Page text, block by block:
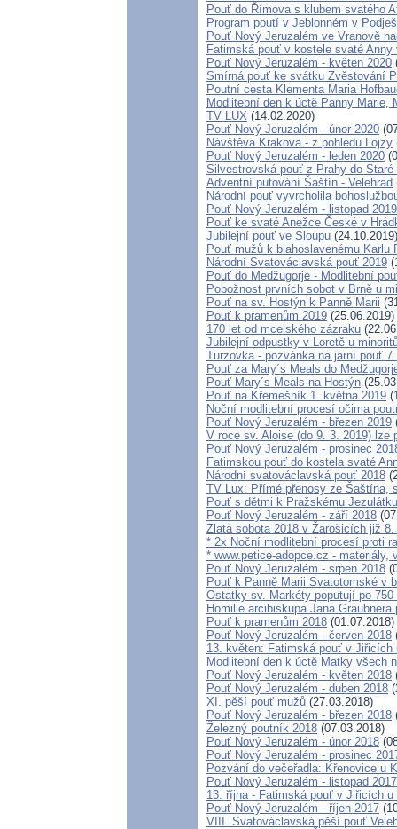
Pouť do Římova s klubem svatého
Program poutí v Jeblonném v
Pouť Nový Jeruzalém ve Vranově
Fatimská pouť v kostele svaté
Pouť Nový Jeruzalém - květen 2020
Smírná pouť ke svátku Zvěstování
Poutní cesta Klementa Maria
Modlitební den k úctě Panny Marie,
TV LUX (14.02.2020)
Pouť Nový Jeruzalém - únor 2020
Návštěva Krakova - z pohledu Lojzy
Pouť Nový Jeruzalém - leden 2020
Silvestrovská pouť z Prahy do
Adventní putování Šaštín - Velehrad
Národní pouť vyvrcholila
Pouť Nový Jeruzalém - listopad 2019
Pouť ke svaté Anežce České v
Jubilejní pouť ve Sloupu (24.10.2019)
Pouť mužů k blahoslavenému Karlu
Národní Svatováclavská pouť 2019
Pouť do Medžugorje - Modlitební
Pobožnost prvních sobot v Brně u
Pouť na sv. Hostýn k Panně Marii
Pouť k pramenům 2019 (25.06.2019)
170 let od mcelského zázraku
Jubilejní odpustky v Loretě u
Turzovka - pozvánka na jarní pouť
Pouť za Mary´s Meals do
Pouť Mary´s Meals na Hostýn
Pouť na Křemešník 1. května 2019
Noční modlitební procesí očima
Pouť Nový Jeruzalém - březen 2019
V roce sv. Aloise (do 9. 3. 2019) lze
Pouť Nový Jeruzalém - prosinec
Fatimskou pouť do kostela svaté
Národní svatováclavská pouť 2018
TV Lux: Přímé přenosy ze Šaštína,
Pouť s dětmi k Pražskému
Pouť Nový Jeruzalém - září 2018
Zlatá sobota 2018 v Žarošicích již
* 2x Noční modlitební procesí proti
* www.petice-adopce.cz - materiály,
Pouť Nový Jeruzalém - srpen 2018
Pouť k Panně Marii Svatotomské v
Ostatky sv. Markéty poputují po
Homilie arcibiskupa Jana
Pouť k pramenům 2018 (01.07.2018)
Pouť Nový Jeruzalém - červen 2018
13. květen: Fatimská pouť v Jiřicích
Modlitební den k úctě Matky všech
Pouť Nový Jeruzalém - květen 2018
Pouť Nový Jeruzalém - duben 2018
XI. pěší pouť mužů (27.03.2018)
Pouť Nový Jeruzalém - březen 2018
Železný poutník 2018 (07.03.2018)
Pouť Nový Jeruzalém - únor 2018
Pouť Nový Jeruzalém - prosinec
Pozvání do večeřadla: Křenovice u
Pouť Nový Jeruzalém - listopad 2017
13. října - Fatimská pouť v Jiřicích u
Pouť Nový Jeruzalém - říjen 2017
VIII. Svatováclavská pěší pouť